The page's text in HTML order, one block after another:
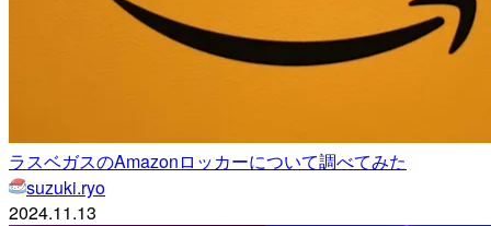
ラスベガスのAmazonロッカーについて調べてみた
suzuki.ryo
2024.11.13